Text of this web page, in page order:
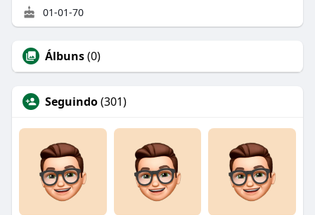
01-01-70
Álbuns(0)
Seguindo(301)